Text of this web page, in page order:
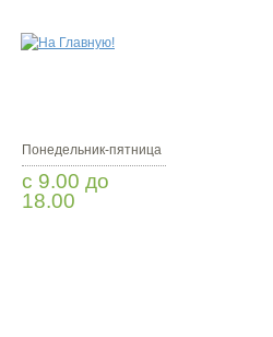
Понедельник-пятница
с 9.00 до
18.00